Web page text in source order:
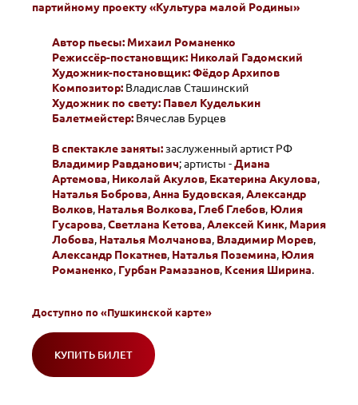
партийному проекту «Культура малой Родины»
Автор пьесы: Михаил Романенко
Режиссёр-постановщик: Николай Гадомский
Художник-постановщик:Фёдор Архипов
Композитор: Владислав Сташинский
Художник по свету: Павел Куделькин
Балетмейстер: Вячеслав Бурцев
В спектакле заняты:заслуженный артист РФ
Владимир Равданович; артисты -Диана
Артемова, Николай Акулов, Екатерина Акулова,
Наталья Боброва,Анна Будовская,Александр
Волков, Наталья Волкова, Глеб Глебов, Юлия
Гусарова,Светлана Кетова,Алексей Кинк, Мария
Лобова, Наталья Молчанова, Владимир Морев,
Александр Покатнев, Наталья Поземина, Юлия
Романенко, Гурбан Рамазанов, Ксения Ширина.
Доступно по «Пушкинской карте»
КУПИТЬ БИЛЕТ
(ОТКРОЕТСЯ